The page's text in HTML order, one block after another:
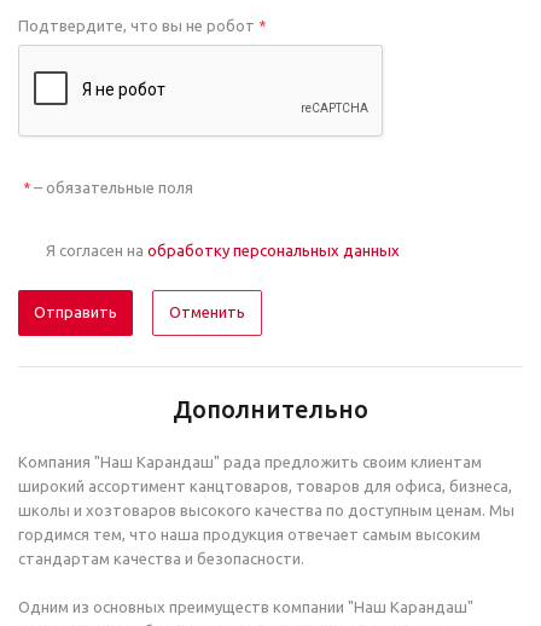
Подтвердите, что вы не робот *
* – обязательные поля
Я согласен на обработку персональных данных
Отменить
Дополнительно
Компания "Наш Карандаш" рада предложить своим клиентам
широкий ассортимент канцтоваров, товаров для офиса, бизнеса,
школы и хозтоваров высокого качества по доступным ценам. Мы
гордимся тем, что наша продукция отвечает самым высоким
стандартам качества и безопасности.
Одним из основных преимуществ компании "Наш Карандаш"